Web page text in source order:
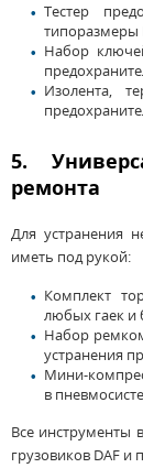
Тестер
типоразмеры
Набор
Изолента,
5.
ремонта
Для устранения
иметь под рукой:
Комплект
любых гаек и
Набор
устранения
Мини-
в
Все инструменты
грузовиков DAF и